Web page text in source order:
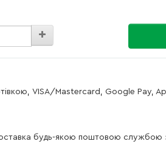
VISA/Mastercard, Google Pay,
будь-якою поштовою службою